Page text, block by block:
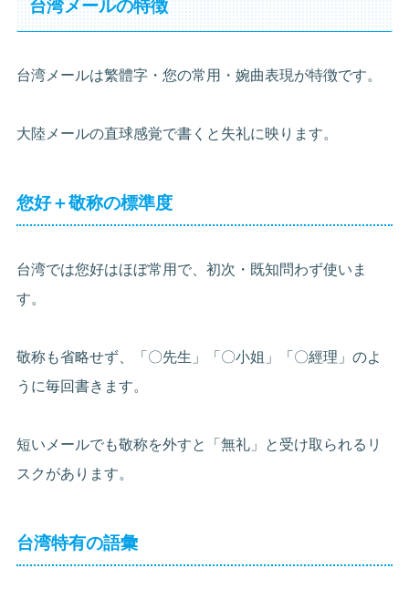
台湾メールの特徴
台湾メールは繁體字・您の常用・婉曲表現が特徴です。
大陸メールの直球感覚で書くと失礼に映ります。
您好＋敬称の標準度
台湾では您好はほぼ常用で、初次・既知問わず使いま
す。
敬称も省略せず、「〇先生」「〇小姐」「〇經理」のよ
うに毎回書きます。
短いメールでも敬称を外すと「無礼」と受け取られるリ
スクがあります。
台湾特有の語彙